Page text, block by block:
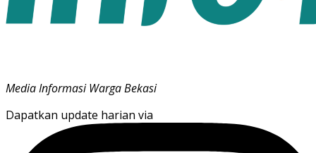
Media Informasi Warga Bekasi
Dapatkan update harian via